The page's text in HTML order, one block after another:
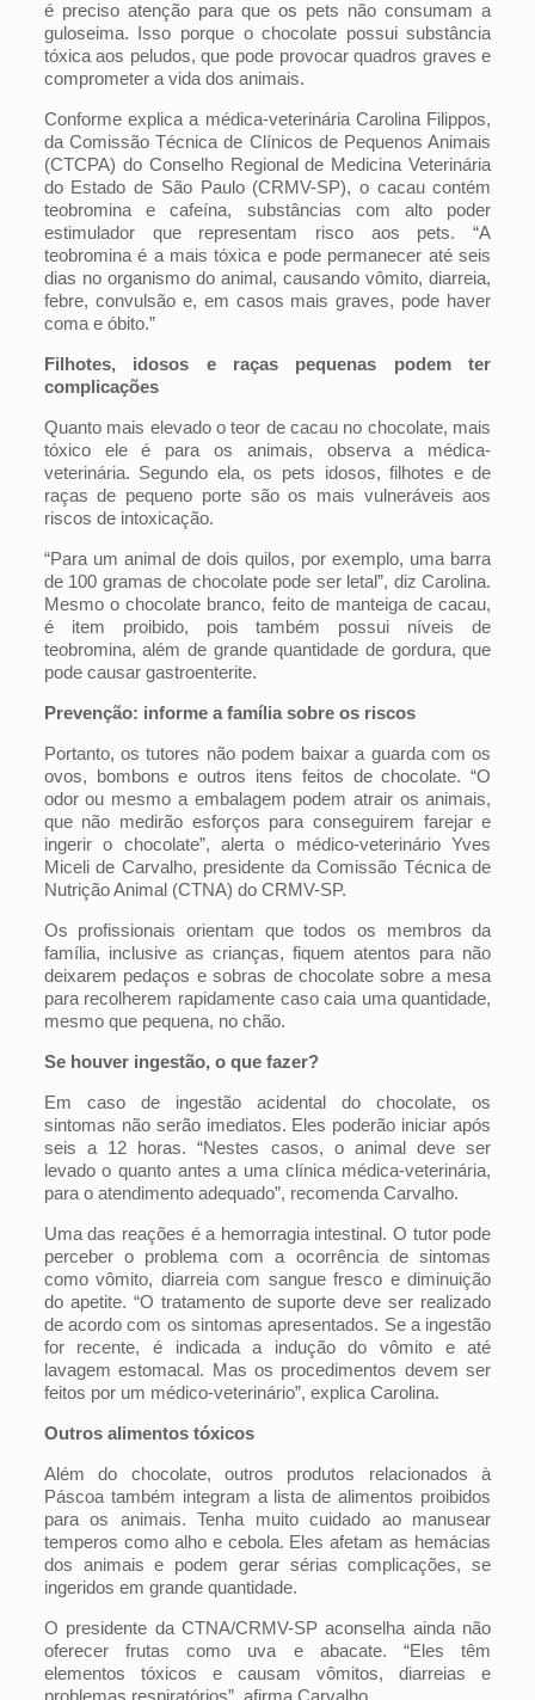
é preciso atenção para que os pets não consumam a
guloseima. Isso porque o chocolate possui substância
tóxica aos peludos, que pode provocar quadros graves e
comprometer a vida dos animais.
Conforme explica a médica-veterinária Carolina Filippos,
da Comissão Técnica de Clínicos de Pequenos Animais
(CTCPA) do Conselho Regional de Medicina Veterinária
do Estado de São Paulo (CRMV-SP), o cacau contém
teobromina e cafeína, substâncias com alto poder
estimulador que representam risco aos pets. “A
teobromina é a mais tóxica e pode permanecer até seis
dias no organismo do animal, causando vômito, diarreia,
febre, convulsão e, em casos mais graves, pode haver
coma e óbito.”
Filhotes, idosos e raças pequenas podem ter
complicações
Quanto mais elevado o teor de cacau no chocolate, mais
tóxico ele é para os animais, observa a médica-
veterinária. Segundo ela, os pets idosos, filhotes e de
raças de pequeno porte são os mais vulneráveis aos
riscos de intoxicação.
“Para um animal de dois quilos, por exemplo, uma barra
de 100 gramas de chocolate pode ser letal”, diz Carolina.
Mesmo o chocolate branco, feito de manteiga de cacau,
é item proibido, pois também possui níveis de
teobromina, além de grande quantidade de gordura, que
pode causar gastroenterite.
Prevenção: informe a família sobre os riscos
Portanto, os tutores não podem baixar a guarda com os
ovos, bombons e outros itens feitos de chocolate. “O
odor ou mesmo a embalagem podem atrair os animais,
que não medirão esforços para conseguirem farejar e
ingerir o chocolate”, alerta o médico-veterinário Yves
Miceli de Carvalho, presidente da Comissão Técnica de
Nutrição Animal (CTNA) do CRMV-SP.
Os profissionais orientam que todos os membros da
família, inclusive as crianças, fiquem atentos para não
deixarem pedaços e sobras de chocolate sobre a mesa
para recolherem rapidamente caso caia uma quantidade,
mesmo que pequena, no chão.
Se houver ingestão, o que fazer?
Em caso de ingestão acidental do chocolate, os
sintomas não serão imediatos. Eles poderão iniciar após
seis a 12 horas. “Nestes casos, o animal deve ser
levado o quanto antes a uma clínica médica-veterinária,
para o atendimento adequado”, recomenda Carvalho.
Uma das reações é a hemorragia intestinal. O tutor pode
perceber o problema com a ocorrência de sintomas
como vômito, diarreia com sangue fresco e diminuição
do apetite. “O tratamento de suporte deve ser realizado
de acordo com os sintomas apresentados. Se a ingestão
for recente, é indicada a indução do vômito e até
lavagem estomacal. Mas os procedimentos devem ser
feitos por um médico-veterinário”, explica Carolina.
Outros alimentos tóxicos
Além do chocolate, outros produtos relacionados à
Páscoa também integram a lista de alimentos proibidos
para os animais. Tenha muito cuidado ao manusear
temperos como alho e cebola. Eles afetam as hemácias
dos animais e podem gerar sérias complicações, se
ingeridos em grande quantidade.
O presidente da CTNA/CRMV-SP aconselha ainda não
oferecer frutas como uva e abacate. “Eles têm
elementos tóxicos e causam vômitos, diarreias e